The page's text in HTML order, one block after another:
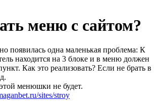
меню с сайтом?
появилась одна маленькая проблема: К
находится на 3 блоке и в меню должен
Как это реализовать? Если не брать в
менюшки не будет.
sites/stroy